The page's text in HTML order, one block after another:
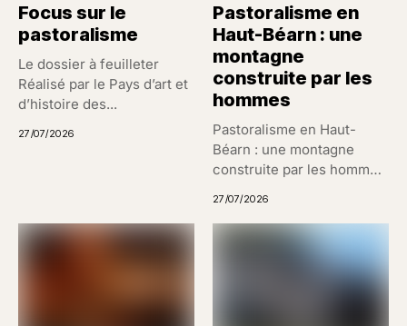
Focus sur le
pastoralisme
Le dossier à feuilleter
Réalisé par le Pays d’art et
d’histoire des...
27/07/2026
Pastoralisme en
Haut-Béarn : une
montagne
construite par les
hommes
Pastoralisme en Haut-
Béarn : une montagne
construite par les hommes
27/07/2026